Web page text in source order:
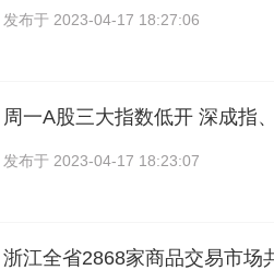
发布于 2023-04-17 18:27:06
周一A股三大指数低开 深成指
发布于 2023-04-17 18:23:07
浙江全省2868家商品交易市场